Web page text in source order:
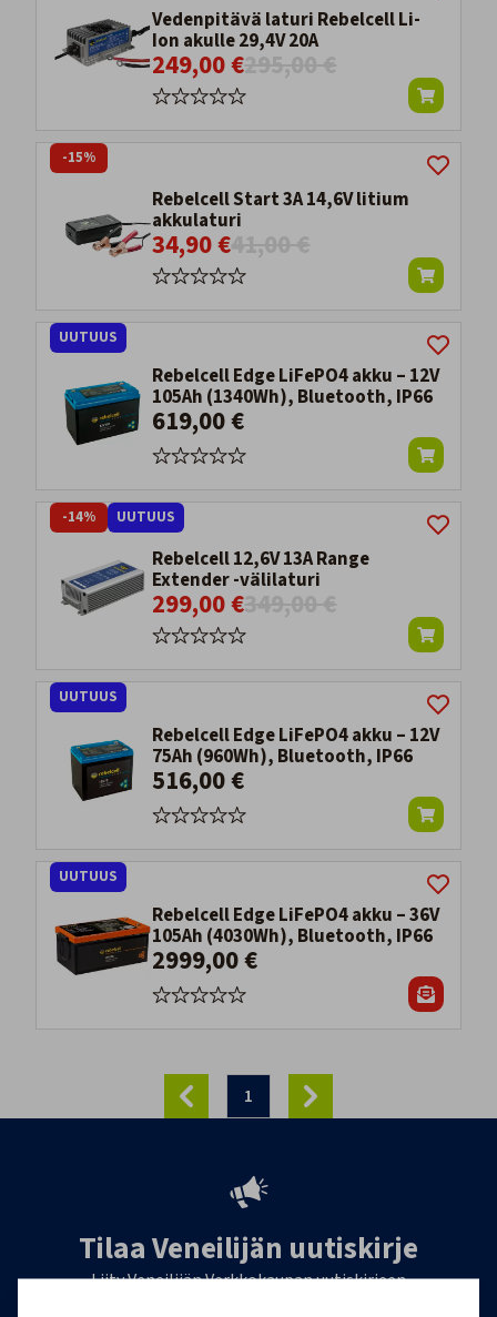
Vedenpitävä laturi Rebelcell Li-
Ion akulle 29,4V 20A
249,00 €
Rebelcell Start 3A 14,6V litium
akkulaturi
34,90 €
-15%
Rebelcell Edge LiFePO4 akku – 12V
105Ah (1340Wh), Bluetooth, IP66
619,00 €
UUTUUS
Rebelcell 12,6V 13A Range
Extender -välilaturi
299,00 €
-14% UUTUUS
Rebelcell Edge LiFePO4 akku – 12V
75Ah (960Wh), Bluetooth, IP66
516,00 €
UUTUUS
Rebelcell Edge LiFePO4 akku – 36V
105Ah (4030Wh), Bluetooth, IP66
2999,00 €
UUTUUS
1
Tilaa Veneilijän uutiskirje
Liity Veneilijän Verkkokaupan uutiskirjeen